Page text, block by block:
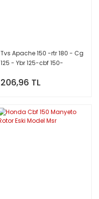
Tvs Apache 150 -rtr 180 - Cg
125 - Ybr 125-cbf 150-
Hindistan Makino
206,96 TL